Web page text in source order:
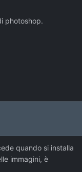
photoshop.
quando si installa
immagini, è